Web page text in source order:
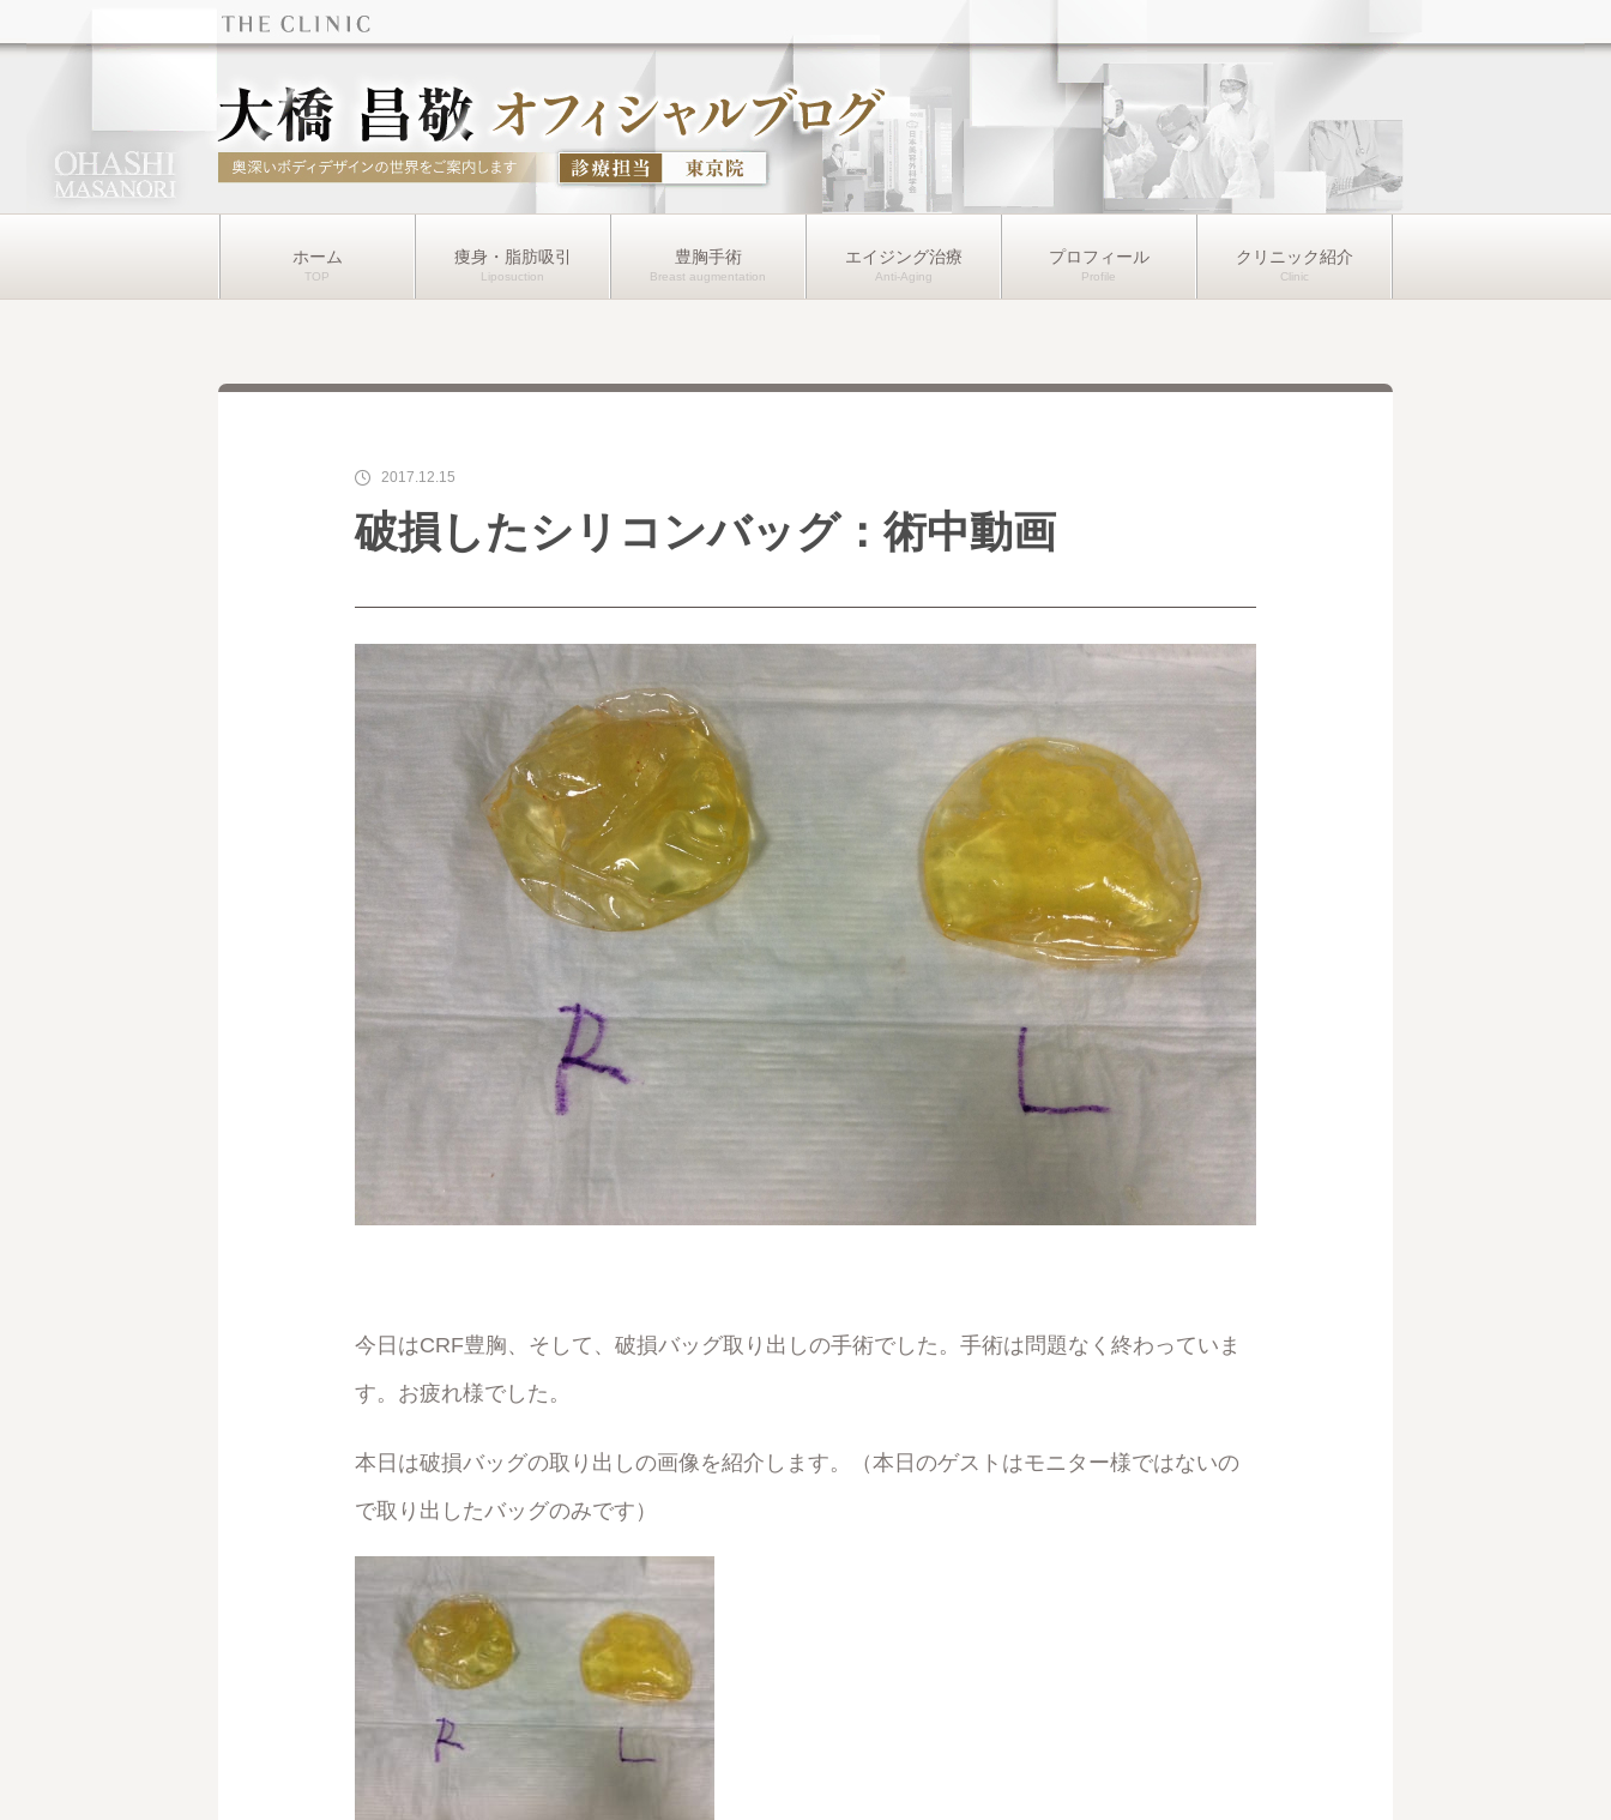
ホーム 痩身・脂肪吸引 豊胸手術 エイジング治療 プロフィール クリニック紹介
2017.12.15
破損したシリコンバッグ：術中動画
今日はCRF豊胸、そして、破損バッグ取り出しの手術でした。手術は問題なく終わっていま
す。お疲れ様でした。
本日は破損バッグの取り出しの画像を紹介します。（本日のゲストはモニター様ではないの
で取り出したバッグのみです）